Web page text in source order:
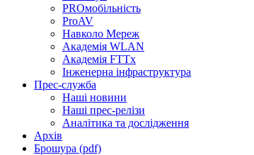
PROмобільність
ProAV
Навколо Мереж
Академія WLAN
Академія FTTx
Інженерна інфраструктура
Прес-служба
Наші новини
Наші прес-релізи
Аналітика та дослідження
Архів
Брошура (pdf)